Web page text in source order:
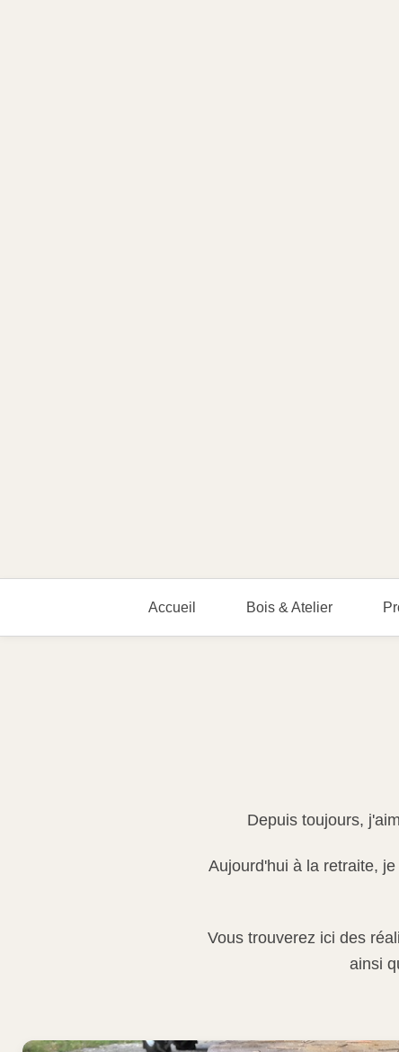
Accueil Bois & Atelier
Depuis toujours,
Aujourd'hui à la retraite,
Vous trouverez ici des
ainsi